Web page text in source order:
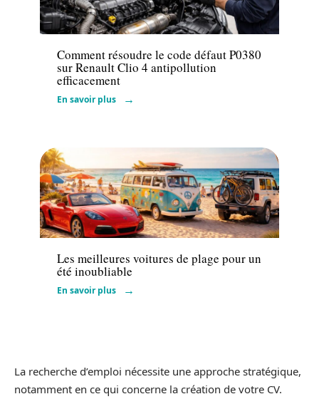
Actu
Comment résoudre le code défaut P0380
sur Renault Clio 4 antipollution
efficacement
En savoir plus
Voiture
Les meilleures voitures de plage pour un
été inoubliable
En savoir plus
La recherche d’emploi nécessite une approche stratégique,
notamment en ce qui concerne la création de votre CV.